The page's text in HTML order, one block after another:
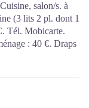
salon/s. à
(3 lits 2 pl. dont 1
Tél. Mobicarte.
: 40 €. Draps